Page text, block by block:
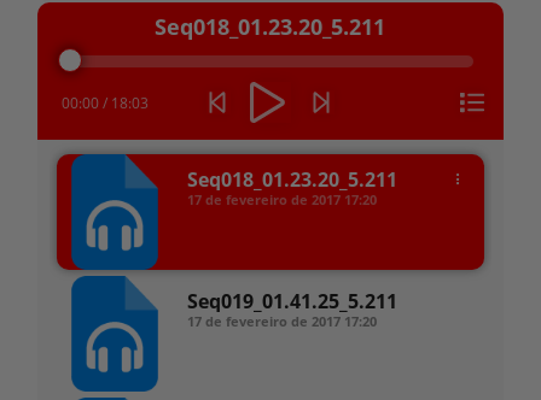
Tocador
áudio
Seq018_01.23.20_5.211
00:00 / 18:03
Seq018_01.23.20_5.211
17 de fevereiro de 2017 17:20
Seq019_01.41.25_5.211
17 de fevereiro de 2017 17:20